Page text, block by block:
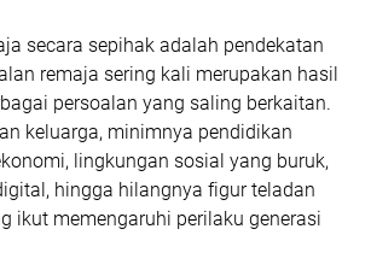
secara sepihak adalah pendekatan
remaja sering kali merupakan hasil
persoalan yang saling berkaitan.
keluarga, minimnya pendidikan
lingkungan sosial yang buruk,
hingga hilangnya figur teladan
ikut memengaruhi perilaku generasi